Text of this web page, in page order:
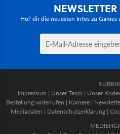
Hol' dir die neuesten Infos zu
Impressum | Unser Team | Unser
Bestellung widerrufen | Karriere |
Mediadaten | Datenschutzerklärung |